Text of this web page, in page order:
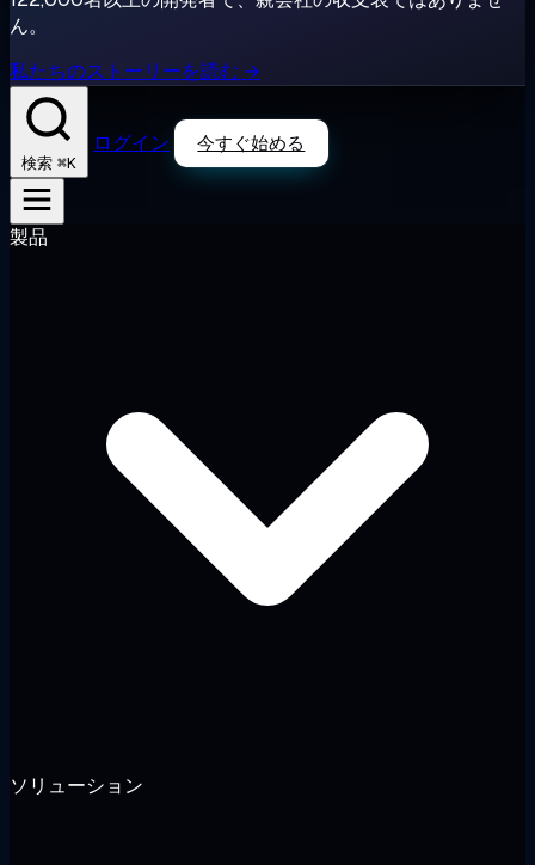
ん。
私たちのストーリーを読む →
検索 ⌘K
ログイン 今すぐ始める
製品
ソリューション